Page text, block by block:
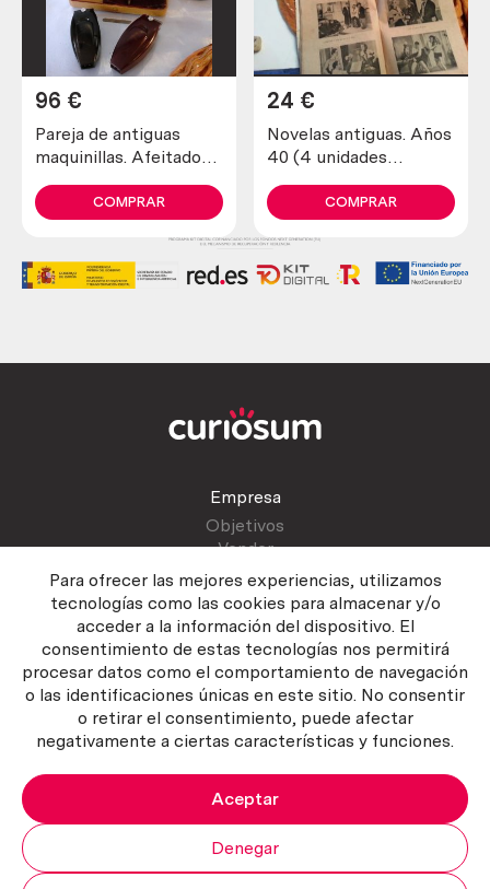
Para ofrecer las mejores experiencias, utilizamos
tecnologías como las cookies para almacenar y/o
acceder a la información del dispositivo. El
consentimiento de estas tecnologías nos permitirá
procesar datos como el comportamiento de navegación
o las identificaciones únicas en este sitio. No consentir
o retirar el consentimiento, puede afectar
negativamente a ciertas características y funciones.
Aceptar
Denegar
Pareja de antiguas
maquinillas. Afeitadora
schick.
96 €
COMPRAR
Novelas antiguas. Años
40 (4 unidades
24 €
COMPRAR
Empresa
Objetivos
Vender
Atención al cliente
Contactar
Manual del vendedor
Política del servicio
Política de Cookies
Copyright ©2026 Curiosum S.L. Todos los derechos reservados.